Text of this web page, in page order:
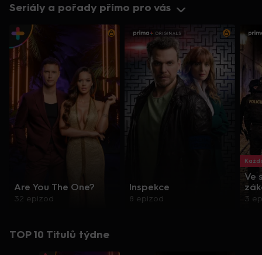
Seriály a pořady přímo pro vás
Are You The One?
32 epizod
Inspekce
8 epizod
Ve
3
TOP 10 Titulů týdne